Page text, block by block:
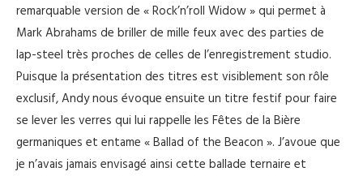
remarquable version de « Rock’n’roll Widow » qui permet à
Mark Abrahams de briller de mille feux avec des parties de
lap-steel très proches de celles de l’enregistrement studio.
Puisque la présentation des titres est visiblement son rôle
exclusif, Andy nous évoque ensuite un titre festif pour faire
se lever les verres qui lui rappelle les Fêtes de la Bière
germaniques et entame « Ballad of the Beacon ». J’avoue que
je n’avais jamais envisagé ainsi cette ballade ternaire et